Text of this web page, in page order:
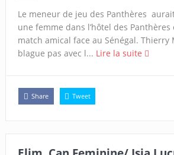
Le meneur de jeu des Panthères
une femme dans l’hôtel des Panthères
match amical face au Sénégal. Thierry
blague pas avec l... Lire la suite
Share Tweet